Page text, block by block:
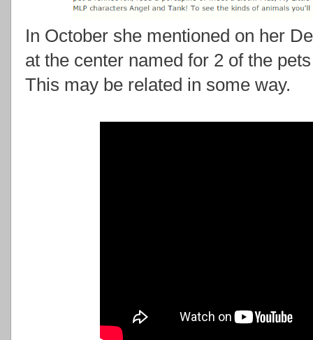
In October she mentioned on her
at the center named for 2 of the
This may be related in some way.